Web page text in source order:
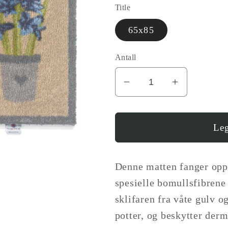
Title
65x85
Antall
Error:
Missing
value
for
&quot;Reduser
antall
for
{{
Øk
antallet
for
F
-
Hyacinth
(Hyacinth
1)
Denne matten fanger
spesielle
sklifaren fra våte gulv
potter, og beskytter